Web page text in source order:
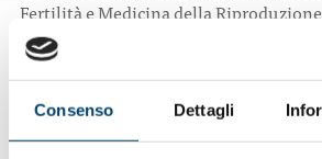
Consenso Dettagli
Fertilità e Medicina della Riproduzione
Società Italiana di Ginecologia e
Italiana di Medicina di Emergenza ed
Società
Italiana di Neurologia (SIN),
aderente alla SIN per le demenze